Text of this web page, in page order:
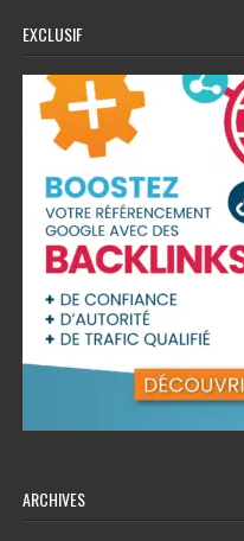
EXCLUSIF
ARCHIVES